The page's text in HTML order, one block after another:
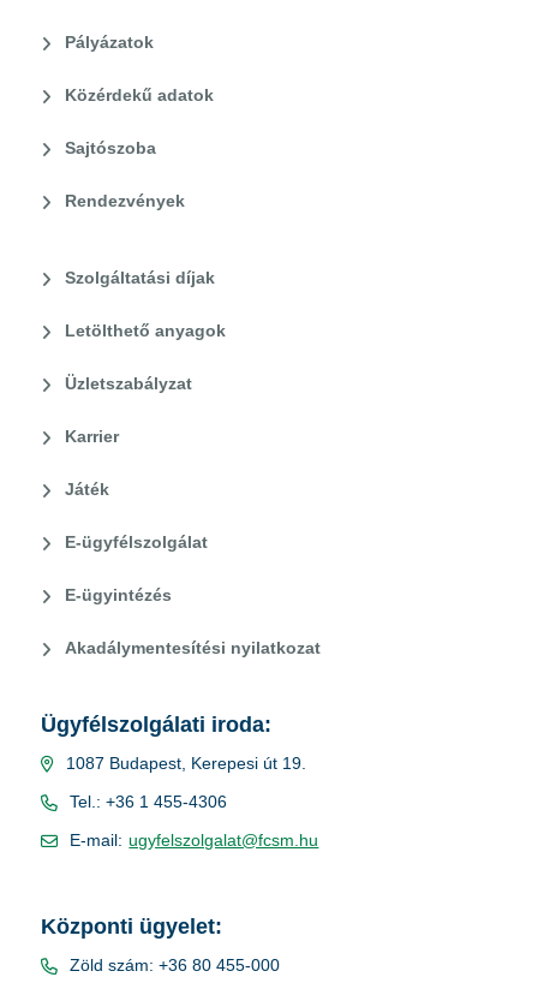
Pályázatok
Közérdekű adatok
Sajtószoba
Rendezvények
Szolgáltatási díjak
Letölthető anyagok
Üzletszabályzat
Karrier
Játék
E-ügyfélszolgálat
E-ügyintézés
Akadálymentesítési nyilatkozat
Ügyfélszolgálati iroda:
1087 Budapest, Kerepesi út 19.
Tel.: +36 1 455-4306
E-mail: ugyfelszolgalat@fcsm.hu
Központi ügyelet:
Zöld szám: +36 80 455-000